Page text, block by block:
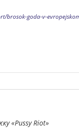
brosok-goda-v-
«Pussy Riot»